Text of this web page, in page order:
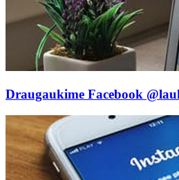
Draugaukime Facebook